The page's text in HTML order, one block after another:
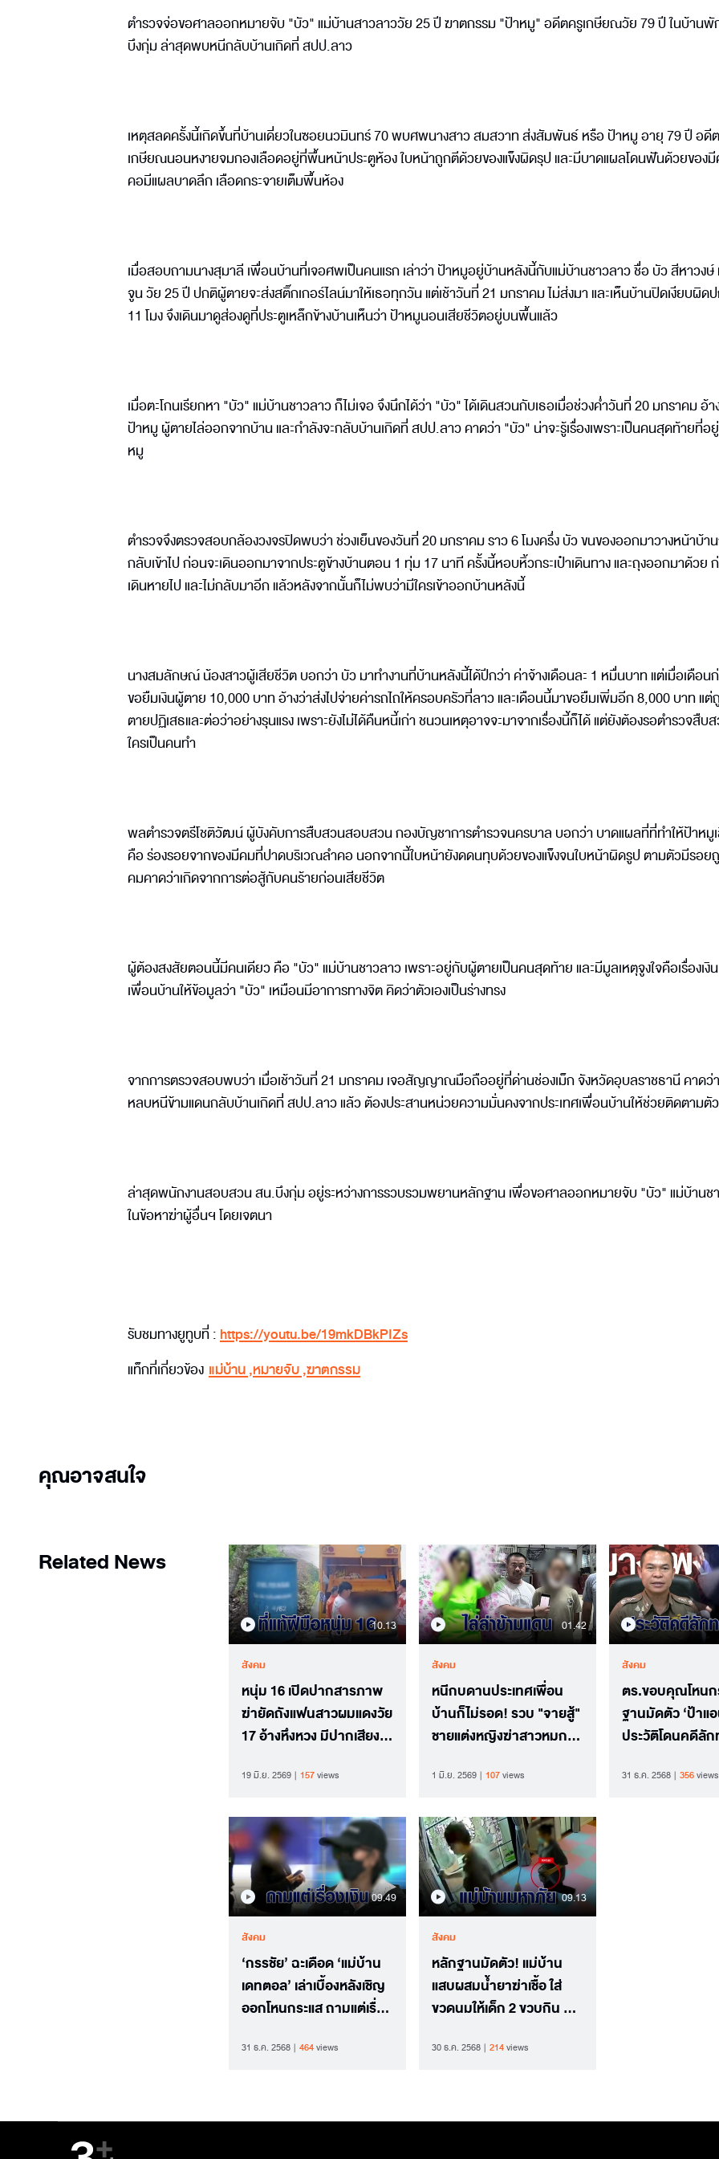
ตำรวจจ่อขอศาลออกหมายจับ "บัว" แม่บ้านสาวลาววัย 25 ปี ฆาตกรรม "ป้าหมู" อดีตครูเกษียณวัย 79 ปี ในบ้าน
บึงกุ่ม ล่าสุดพบหนีกลับบ้านเกิดที่ สปป.ลาว
เหตุสลดครั้งนี้เกิดขึ้นที่บ้านเดี่ยวในซอยนวมินทร์ 70 พบศพนางสาว สมสวาท ส่งสัมพันธ์ หรือ ป้าหมู อายุ 79 ปี อดี
เกษียณนอนหงายจมกองเลือดอยู่ที่พื้นหน้าประตูห้อง ใบหน้าถูกตีด้วยของแข็งผิดรุป และมีบาดแผลโดนฟันด้วยของ
คอมีแผลบาดลึก เลือดกระจายเต็มพื้นห้อง
เมื่อสอบถามนางสุมาลี เพื่อนบ้านที่เจอศพเป็นคนแรก เล่าว่า ป้าหมูอยู่บ้านหลังนี้กับแม่บ้านชาวลาว ชื่อ บัว สีหาวงษ์
จูน วัย 25 ปี ปกติผู้ตายจะส่งสติ๊กเกอร์ไลน์มาให้เธอทุกวัน แต่เช้าวันที่ 21 มกราคม ไม่ส่งมา และเห็นบ้านปิดเงียบผิด
11 โมง จึงเดินมาดูส่องดูที่ประตูเหล็กข้างบ้านเห็นว่า ป้าหมูนอนเสียชีวิตอยู่บนพื้นแล้ว
เมื่อตะโกนเรียกหา "บัว" แม่บ้านชาวลาว ก็ไม่เจอ จึงนึกได้ว่า "บัว" ได้เดินสวนกับเธอเมื่อช่วงค่ำวันที่ 20 มกราคม อ้า
ป้าหมู ผู้ตายไล่ออกจากบ้าน และกำลังจะกลับบ้านเกิดที่ สปป.ลาว คาดว่า "บัว" น่าจะรู้เรื่องเพราะเป็นคนสุดท้ายที่อ
หมู
ตำรวจจึงตรวจสอบกล้องวงจรปิดพบว่า ช่วงเย็นของวันที่ 20 มกราคม ราว 6 โมงครึ่ง บัว ขนของออกมาวางหน้าบ้า
กลับเข้าไป ก่อนจะเดินออกมาจากประตูข้างบ้านตอน 1 ทุ่ม 17 นาที ครั้งนี้หอบหิ้วกระเป๋าเดินทาง และถุงออกมาด้วย
เดินหายไป และไม่กลับมาอีก แล้วหลังจากนั้นก็ไม่พบว่ามีใครเข้าออกบ้านหลังนี้
นางสมลักษณ์ น้องสาวผู้เสียชีวิต บอกว่า บัว มาทำงานที่บ้านหลังนี้ได้ปีกว่า ค่าจ้างเดือนละ 1 หมื่นบาท แต่เมื่อเดือน
ขอยืมเงินผู้ตาย 10,000 บาท อ้างว่าส่งไปจ่ายค่ารถไถให้ครอบครัวที่ลาว และเดือนนี้มาขอยืมเพิ่มอีก 8,000 บาท แ
ตายปฏิเสธและต่อว่าอย่างรุนแรง เพราะยังไม่ได้คืนหนี้เก่า ชนวนเหตุอาจจะมาจากเรื่องนี้ก็ได้ แต่ยังต้องรอตำรวจสืบ
ใครเป็นคนทำ
พลตำรวจตรีโชติวัฒน์ ผู้บังคับการสืบสวนสอบสวน กองบัญชาการตำรวจนครบาล บอกว่า บาดแผลที่ที่ทำให้ป้าหมู
คือ ร่องรอยจากของมีคมที่ปาดบริเวณลำคอ นอกจากนี้ใบหน้ายังดดนทุบด้วยของแข็งจนใบหน้าผิดรูป ตามตัวมีรอย
คมคาดว่าเกิดจากการต่อสู้กับคนร้ายก่อนเสียชีวิต
ผู้ต้องสงสัยตอนนี้มีคนเดียว คือ "บัว" แม่บ้านชาวลาว เพราะอยู่กับผู้ตายเป็นคนสุดท้าย และมีมูลเหตุจูงใจคือเรื่องเงิ
เพื่อนบ้านให้ข้อมูลว่า "บัว" เหมือนมีอาการทางจิต คิดว่าตัวเองเป็นร่างทรง
จากการตรวจสอบพบว่า เมื่อเช้าวันที่ 21 มกราคม เจอสัญญาณมือถืออยู่ที่ด่านช่องเม็ก จังหวัดอุบลราชธานี คาดว่
หลบหนีข้ามแดนกลับบ้านเกิดที่ สปป.ลาว แล้ว ต้องประสานหน่วยความมั่นคงจากประเทศเพื่อนบ้านให้ช่วยติดตามตัว
ล่าสุดพนักงานสอบสวน สน.บึงกุ่ม อยู่ระหว่างการรวบรวมพยานหลักฐาน เพื่อขอศาลออกหมายจับ "บัว" แม่บ้านช
ในข้อหาฆ่าผู้อื่นฯ โดยเจตนา
รับชมทางยูทูบที่ : https://youtu.be/19mkDBkPIZs
แท็กที่เกี่ยวข้อง แม่บ้าน,หมายจับ,ฆาตกรรม
คุณอาจสนใจ
Related News
10.13
สังคม
หนุ่ม 16 เปิดปากสารภาพ
ฆ่ายัดถังแฟนสาวผมแดงวัย
17 อ้างหึงหวง มีปากเสียง
19 มิ.ย. 2569 157views
01.42
สังคม
หนีกบดานประเทศเพื่อน
บ้านก็ไม่รอด! รวบ "จายสู้"
ชายแต่งหญิงฆ่าสาวหมก
1 มิ.ย. 2569 107views
สังคม
ตร.ขอบคุณโหนก
ฐานมัดตัว ‘ป้าแ
ประวัติโดนคดีลั
31 ธ.ค. 2568 356views
09.49
สังคม
‘กรรชัย’ ฉะเดือด ‘แม่บ้าน
เดทตอล’ เล่าเบื้องหลังเชิญ
ออกโหนกระแส ถามแต่เรื่อง
31 ธ.ค. 2568 464views
09.13
สังคม
หลักฐานมัดตัว! แม่บ้าน
แสบผสมน้ำยาฆ่าเชื้อ ใส่
ขวดนมให้เด็ก 2 ขวบกิน คน
30 ธ.ค. 2568 214views